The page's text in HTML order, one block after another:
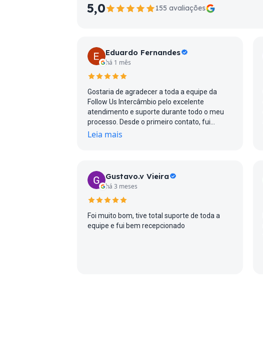
5,0 155 avaliações
Eduardo Fernandes
há 1 mês
Gostaria de agradecer a toda a equipe da
Follow Us Intercâmbio pelo excelente
atendimento e suporte durante todo o meu
processo. Desde o primeiro contato, fui
tratado com muita atenção, profissionalismo
Leia mais
Gustavo.v Vieira
há 3 meses
Foi muito bom, tive total suporte de toda a
equipe e fui bem recepcionado